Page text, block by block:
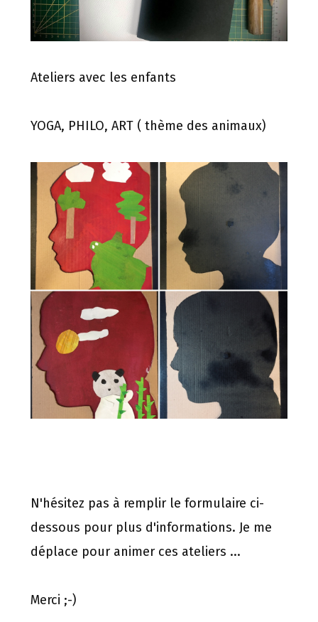
Ateliers avec les enfants
YOGA, PHILO, ART ( thème des animaux)
N'hésitez pas à remplir le formulaire ci-
dessous pour plus d'informations. Je me
déplace pour animer ces ateliers ...
Merci ;-)